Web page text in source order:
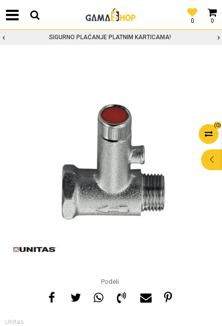
0
0
SIGURNO PLAĆANJE PLATNIM KARTICAMA!
(0)
Podeli
Unitas
POMOĆ PRI
KUPOVINI